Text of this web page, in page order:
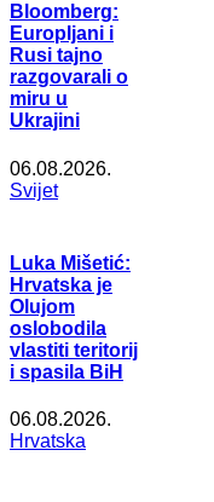
Bloomberg:
Europljani i
Rusi tajno
razgovarali o
miru u
Ukrajini
06.08.2026.
Svijet
Luka Mišetić:
Hrvatska je
Olujom
oslobodila
vlastiti teritorij
i spasila BiH
06.08.2026.
Hrvatska